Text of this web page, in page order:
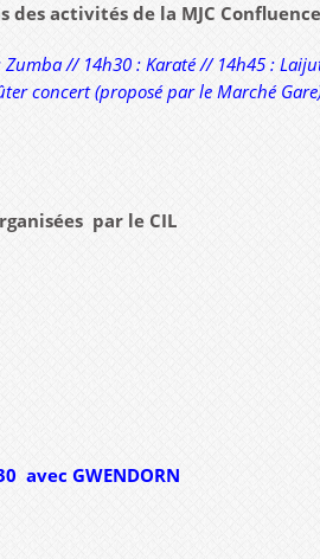
activités de la MJC Confluence
// 14h30 : Karaté // 14h45 :
concert (proposé par le Marché
par le CIL
avec GWENDORN